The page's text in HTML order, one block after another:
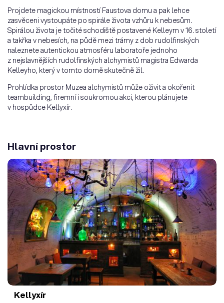
Projdete magickou místností Faustova domu a pak lehce
zasvěceni vystoupáte po spirále života vzhůru k nebesům.
Spirálou života je točité schodiště postavené Kelleym v 16. století
a takřka v nebesích, na půdě mezi trámy z dob rudolfinských
naleznete autentickou atmosféru laboratoře jednoho
z nejslavnějších rudolfinských alchymistů magistra Edwarda
Kelleyho, který v tomto domě skutečně žil.
Prohlídka prostor Muzea alchymistů může oživit a okořenit
teambuilding, firemní i soukromou akci, kterou plánujete
v hospůdce Kellyxír.
Hlavní prostor
Kellyxír